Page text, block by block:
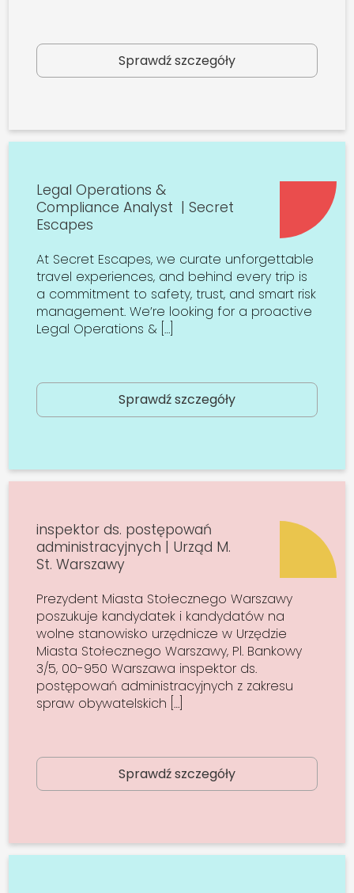
Sprawdź szczegóły
Legal Operations &
Compliance Analyst | Secret
Escapes
At Secret Escapes, we curate unforgettable
travel experiences, and behind every trip is
a commitment to safety, trust, and smart risk
management. We’re looking for a proactive
Legal Operations & […]
Sprawdź szczegóły
inspektor ds. postępowań
administracyjnych | Urząd M.
St. Warszawy
Prezydent Miasta Stołecznego Warszawy
poszukuje kandydatek i kandydatów na
wolne stanowisko urzędnicze w Urzędzie
Miasta Stołecznego Warszawy, Pl. Bankowy
3/5, 00-950 Warszawa inspektor ds.
postępowań administracyjnych z zakresu
spraw obywatelskich […]
Sprawdź szczegóły